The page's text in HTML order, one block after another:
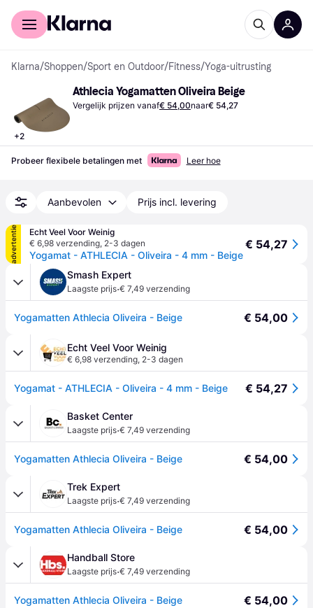
Voor shoppers
Klarna/Shoppen/Sport en Outdoor/Fitness/Yoga-uitrusting
+2
Athlecia Yogamatten Oliveira Beige
Vergelijk prijzen vanaf€ 54,00naar€ 54,27
Probeer flexibele betalingen met Leer hoe
Aanbevolen Prijs incl. levering
advertentie
Echt Veel Voor Weinig
€ 6,98 verzending, 2-3 dagen
Yogamat - ATHLECIA - Oliveira - 4 mm - Beige
€ 54,27
Smash Expert
Laagste prijs·€ 7,49 verzending
Yogamatten Athlecia Oliveira - Beige € 54,00
Echt Veel Voor Weinig
€ 6,98 verzending, 2-3 dagen
Yogamat - ATHLECIA - Oliveira - 4 mm - Beige € 54,27
Basket Center
Laagste prijs·€ 7,49 verzending
Yogamatten Athlecia Oliveira - Beige € 54,00
Trek Expert
Laagste prijs·€ 7,49 verzending
Yogamatten Athlecia Oliveira - Beige € 54,00
Handball Store
Laagste prijs·€ 7,49 verzending
Yogamatten Athlecia Oliveira - Beige € 54,00